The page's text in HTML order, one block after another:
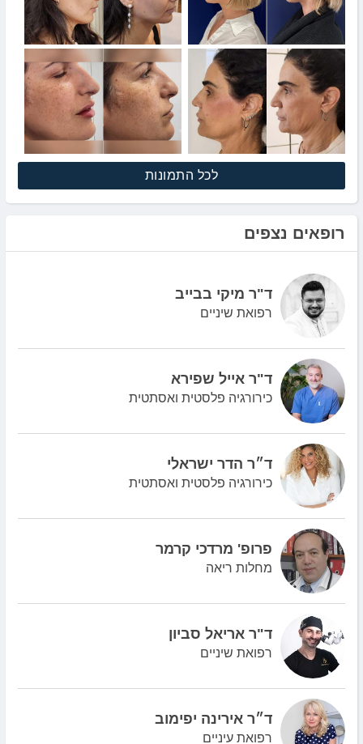
לכל התמונות
רופאים נצפים
ד"ר מיקי בבייב
רפואת שיניים
ד"ר אייל שפירא
כירורגיה פלסטית ואסתטית
ד״ר הדר ישראלי
כירורגיה פלסטית ואסתטית
פרופ' מרדכי קרמר
מחלות ריאה
ד"ר אריאל סביון
רפואת שיניים
ד״ר אירינה יפימוב
רפואת עיניים